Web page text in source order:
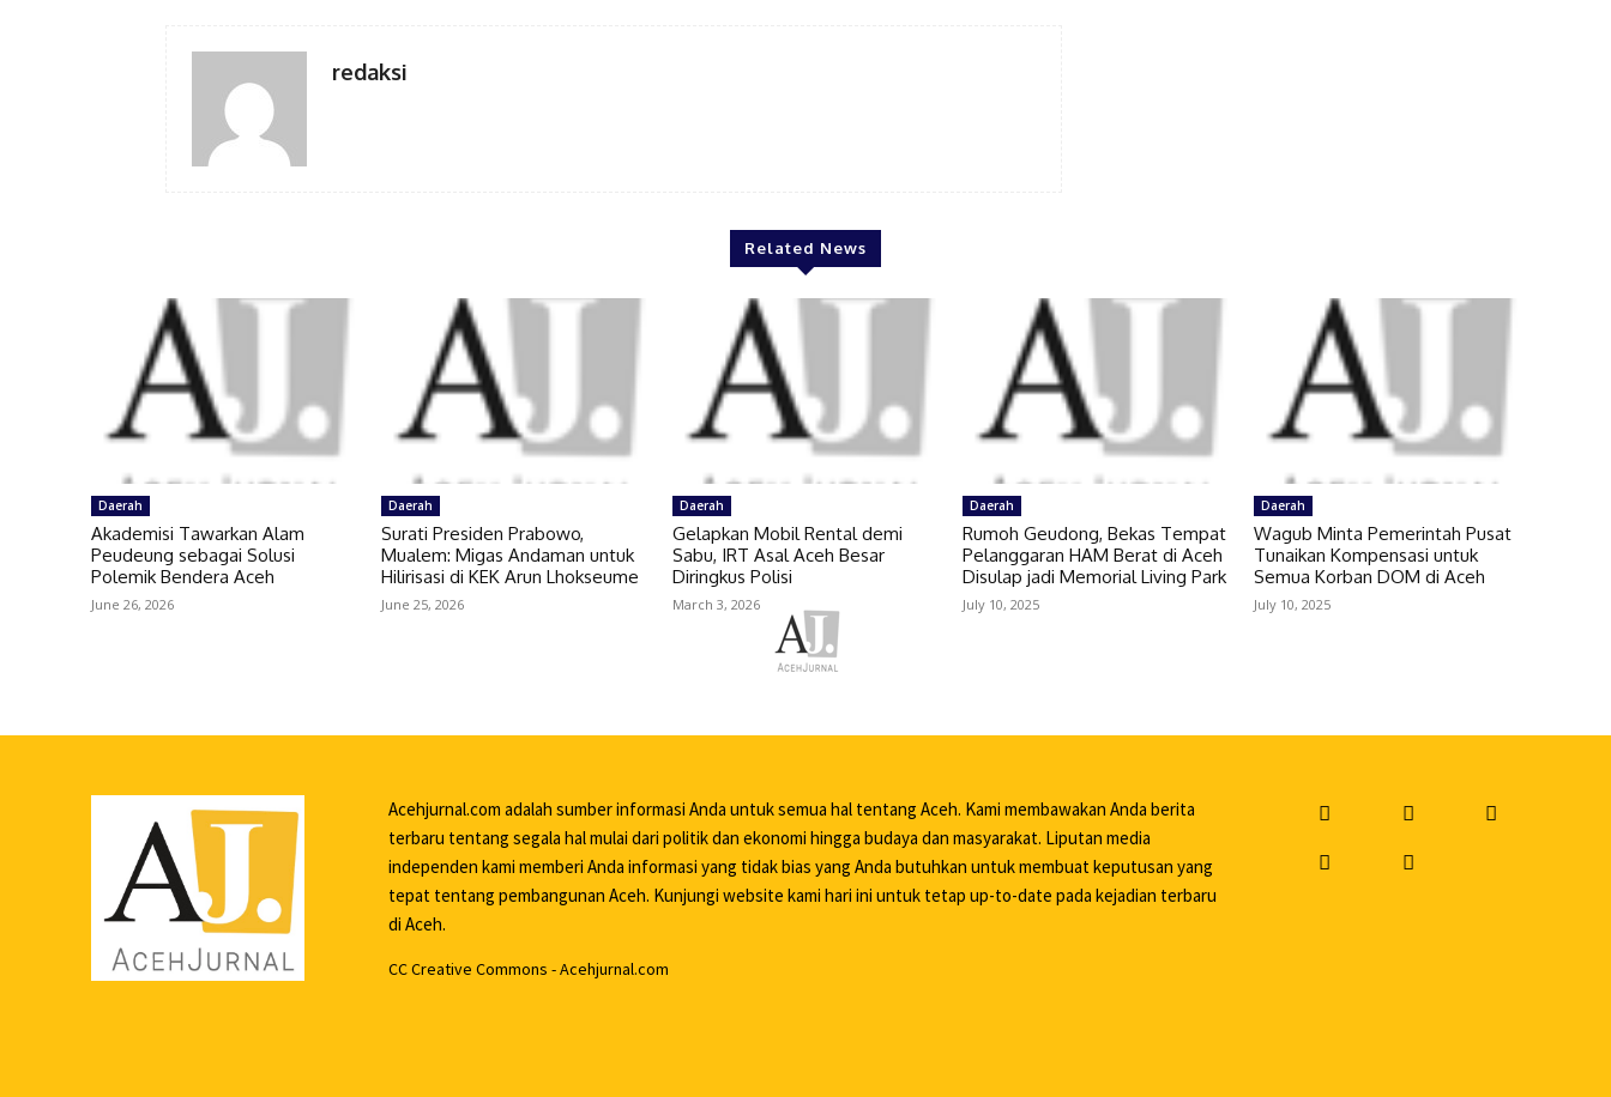
redaksi
Related News
Daerah
Akademisi Tawarkan Alam
Peudeung sebagai Solusi
Polemik Bendera Aceh
June 26, 2026
Daerah
Surati Presiden Prabowo,
Mualem: Migas Andaman untuk
Hilirisasi di KEK Arun Lhokseume
June 25, 2026
Daerah
Gelapkan Mobil Rental demi
Sabu, IRT Asal Aceh Besar
Diringkus Polisi
March 3, 2026
Daerah
Rumoh Geudong, Bekas Tempat
Pelanggaran HAM Berat di Aceh
Disulap jadi Memorial Living Park
July 10, 2025
Daerah
Wagub Minta Pemerintah Pusat
Tunaikan Kompensasi untuk
Semua Korban DOM di Aceh
July 10, 2025
Acehjurnal.com adalah sumber informasi Anda untuk semua hal tentang Aceh. Kami membawakan Anda berita
terbaru tentang segala hal mulai dari politik dan ekonomi hingga budaya dan masyarakat. Liputan media
independen kami memberi Anda informasi yang tidak bias yang Anda butuhkan untuk membuat keputusan yang
tepat tentang pembangunan Aceh. Kunjungi website kami hari ini untuk tetap up-to-date pada kejadian terbaru
di Aceh.
CC Creative Commons - Acehjurnal.com